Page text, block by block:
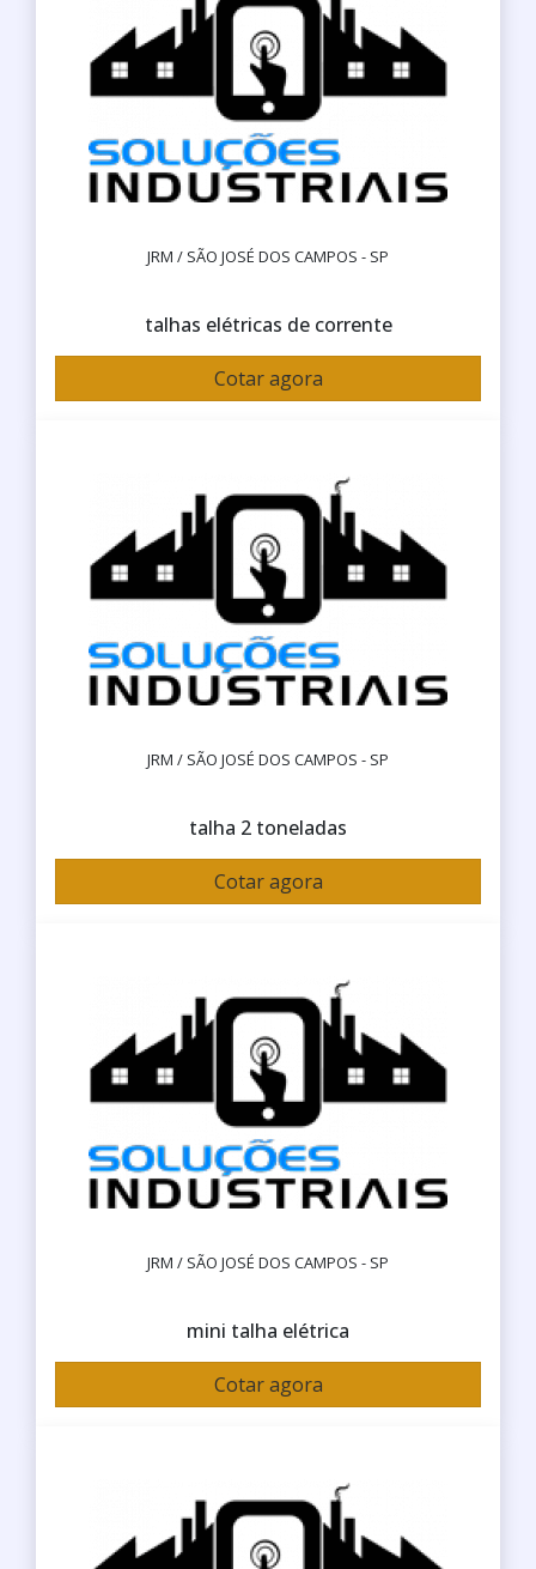
JRM / SÃO JOSÉ DOS CAMPOS - SP
talhas elétricas de corrente
Cotar agora
JRM / SÃO JOSÉ DOS CAMPOS - SP
talha 2 toneladas
Cotar agora
JRM / SÃO JOSÉ DOS CAMPOS - SP
mini talha elétrica
Cotar agora